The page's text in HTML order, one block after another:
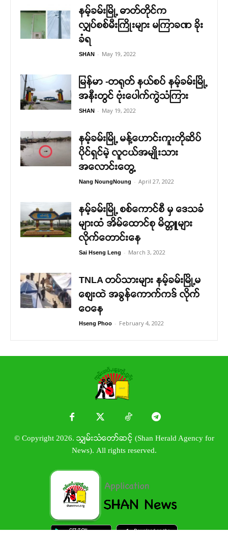
နမ့်ခမ်းမြို့ ဓာတ်တိုင်က
လျှပ်စစ်မီးကြိုးများ မကြာခဏ ခိုး
ခံရ
SHAN - May 19, 2022
မြန်မာ -တရုတ် နယ်စပ် နမ့်ခမ်းမြို့
အနီးတွင် ဗုံးပေါက်ကွဲသံကြား
SHAN - May 19, 2022
နမ့်ခမ်းမြို့ မန့်ဟောင်းကူးတိုဆိပ်
ပိုင်ရှင်မဲ့ လူငယ်အမျိုးသား
အလောင်းတွေ့
Nang NoungNoung - April 27, 2022
နမ့်ခမ်းမြို့ စစ်ကောင်စီ မှ ဒေသခံ
များထံ အိမ်ထောင်စု မိတ္တူများ
လိုက်တောင်းနေ
Sai Hseng Leng - March 3, 2022
TNLA တပ်သားများ နမ့်ခမ်းမြို့မ
စျေးထဲ အခွန်ကောက်ကဒ် လိုက်
ဝေနေ
Hseng Phoo - February 4, 2022
© Copyright 2026. သျှမ်းသံတော်ဆင့် (Shan Herald Agency for
News). All rights reserved.